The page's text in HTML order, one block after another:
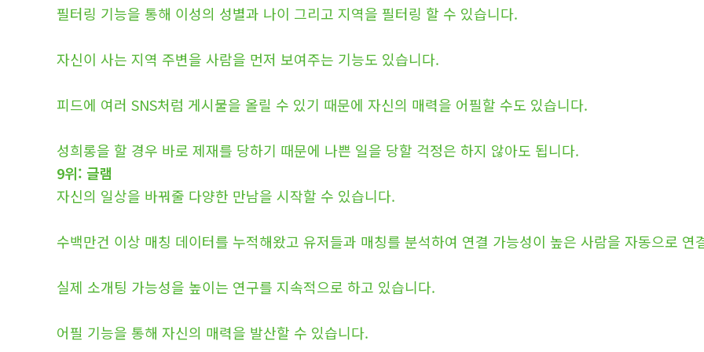
필터링 기능을 통해 이성의 성별과 나이 그리고 지역을 필터링 할 수 있습니다.
자신이 사는 지역 주변을 사람을 먼저 보여주는 기능도 있습니다.
피드에 여러 SNS처럼 게시물을 올릴 수 있기 때문에 자신의 매력을 어필할 수도 있습니다.
성희롱을 할 경우 바로 제재를 당하기 때문에 나쁜 일을 당할 걱정은 하지 않아도 됩니다.
9위: 글램
자신의 일상을 바꿔줄 다양한 만남을 시작할 수 있습니다.
수백만건 이상 매칭 데이터를 누적해왔고 유저들과 매칭를 분석하여 연결 가능성이 높은 사람을 자동으로 연
실제 소개팅 가능성을 높이는 연구를 지속적으로 하고 있습니다.
어필 기능을 통해 자신의 매력을 발산할 수 있습니다.